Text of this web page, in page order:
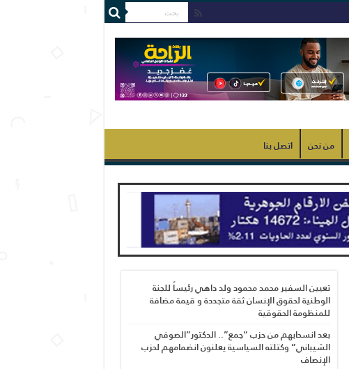
من نحن اتصل بنا
تعيين السفير محمد محمود ولد داهي رئيساً للجنة
الوطنية لحقوق الإنسان ثقة متجددة و قيمة مضافة
للمنظومة الحقوقية
بعد انسحابهم من حزب “جمع”.. الدكتور”الصوفي
الشيباني” وكتلته السياسية يعلنون انضمامهم لحزب
الإنصاف